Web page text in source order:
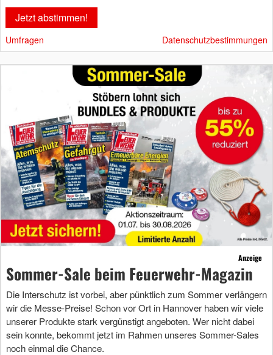
Umfragen Datenschutzbestimmungen
Anzeige
Sommer-Sale beim Feuerwehr-Magazin
Die Interschutz ist vorbei, aber pünktlich zum Sommer verlängern
wir die Messe-Preise! Schon vor Ort in Hannover haben wir viele
unserer Produkte stark vergünstigt angeboten. Wer nicht dabei
sein konnte, bekommt jetzt im Rahmen unseres Sommer-Sales
noch einmal die Chance.